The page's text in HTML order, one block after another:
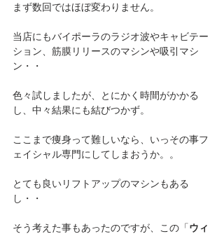
まず数回ではほぼ変わりません。
当店にもバイポーラのラジオ波やキャビテー
ション、筋膜リリースのマシンや吸引マシ
ン・・
色々試しましたが、とにかく時間がかかる
し、中々結果にも結びつかず。
ここまで痩身って難しいなら、いっその事フ
ェイシャル専門にしてしまおうか。。
とても良いリフトアップのマシンもある
し・・
そう考えた事もあったのですが、この「ウィ